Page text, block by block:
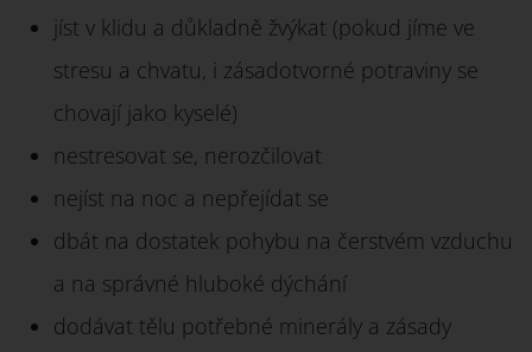
jíst v klidu a důkladně žvýkat (pokud jíme ve
stresu a chvatu, i zásadotvorné potraviny se
chovají jako kyselé)
nestresovat se, nerozčilovat
nejíst na noc a nepřejídat se
dbát na dostatek pohybu na čerstvém vzduchu
a na správné hluboké dýchání
dodávat tělu potřebné minerály a zásady